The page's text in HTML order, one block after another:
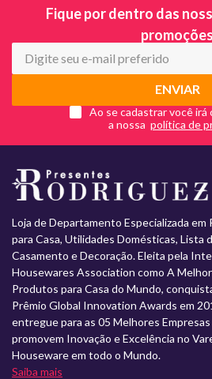
Fique por dentro das
promoções
ENVIAR
Ao se cadastrar você irá
a nossa
Loja de Departamento Especializada em
para Casa, Utilidades Domésticas, Lista
Casamento e Decoração. Eleita pela
Housewares Association como A
Produtos para Casa do Mundo,
Prêmio Global Innovation Awards em
entregue para as 05 Melhores
promovem Inovação e Excelência no
Houseware em todo o Mundo.
Saiba mais